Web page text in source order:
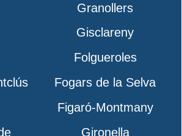
Granollers
Gisclareny
Folgueroles
Fogars de la Selva
Figaró-Montmany
Gironella